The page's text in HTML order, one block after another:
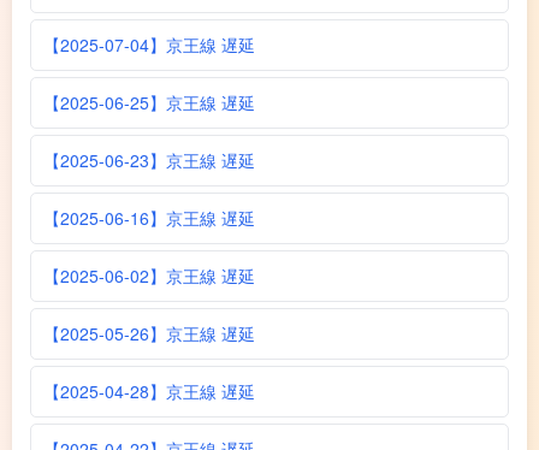
【2025-07-04】京王線 遅延
【2025-06-25】京王線 遅延
【2025-06-23】京王線 遅延
【2025-06-16】京王線 遅延
【2025-06-02】京王線 遅延
【2025-05-26】京王線 遅延
【2025-04-28】京王線 遅延